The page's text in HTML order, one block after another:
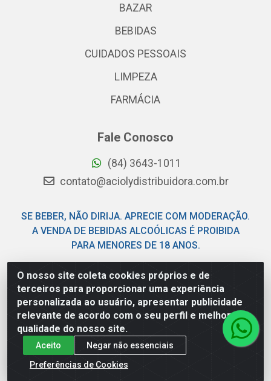
O nosso site coleta cookies próprios e de
terceiros para proporcionar uma experiência
personalizada ao usuário, apresentar publicidade
relevante de acordo com o seu perfil e melhorar a
qualidade do nosso site.
Aceito
Negar não essenciais
Preferências de Cookies
BAZAR
BEBIDAS
CUIDADOS PESSOAIS
LIMPEZA
FARMÁCIA
Fale Conosco
(84) 3643-1011
contato@aciolydistribuidora.com.br
SE BEBER, NÃO DIRIJA. APRECIE COM MODERAÇÃO.
A VENDA DE BEBIDAS ALCOÓLICAS É PROIBIDA
PARA MENORES DE 18 ANOS.
Acioly Distribuidora - Av Piloto Pereira Tim - Parque de
Exposições - Parnamirim/RN - CEP 59146-480 - CNPJ
06.029.901/0001-92